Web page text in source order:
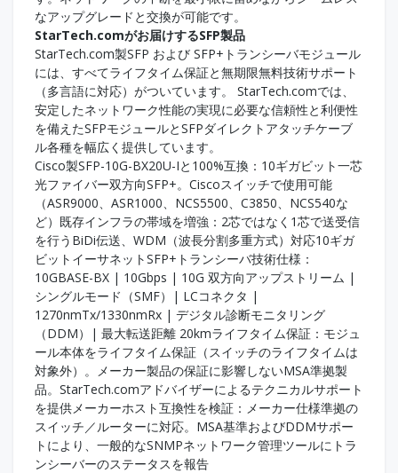
なアップグレードと交換が可能です。
StarTech.comがお届けするSFP製品
StarTech.com製SFP および SFP+トランシーバモジュール
には、すべてライフタイム保証と無期限無料技術サポート
（多言語に対応）がついています。 StarTech.comでは、
安定したネットワーク性能の実現に必要な信頼性と利便性
を備えたSFPモジュールとSFPダイレクトアタッチケーブ
ル各種を幅広く提供しています。
Cisco製SFP-10G-BX20U-Iと100%互換：10ギガビット一芯
光ファイバー双方向SFP+。Ciscoスイッチで使用可能
（ASR9000、ASR1000、NCS5500、C3850、NCS540な
ど）既存インフラの帯域を増強：2芯ではなく1芯で送受信
を行うBiDi伝送、WDM（波長分割多重方式）対応10ギガ
ビットイーサネットSFP+トランシーバ技術仕様：
10GBASE-BX | 10Gbps | 10G 双方向アップストリーム |
シングルモード（SMF）| LCコネクタ |
1270nmTx/1330nmRx | デジタル診断モニタリング
（DDM）| 最大転送距離 20kmライフタイム保証：モジュ
ール本体をライフタイム保証（スイッチのライフタイムは
対象外）。メーカー製品の保証に影響しないMSA準拠製
品。StarTech.comアドバイザーによるテクニカルサポート
を提供メーカーホスト互換性を検証：メーカー仕様準拠の
スイッチ／ルーターに対応。MSA基準およびDDMサポー
トにより、一般的なSNMPネットワーク管理ツールにトラ
ンシーバーのステータスを報告